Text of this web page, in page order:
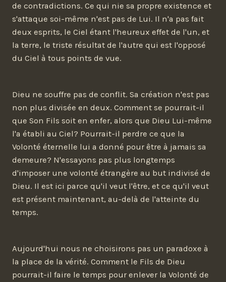
de contradictions. Ce qui nie sa propre existence et
s'attaque soi-même n'est pas de Lui. Il n'a pas fait
deux esprits, le Ciel étant l'heureux effet de l'un, et
la terre, le triste résultat de l'autre qui est l'opposé
du Ciel à tous points de vue.
Dieu ne souffre pas de conflit. Sa création n'est pas
non plus divisée en deux. Comment se pourrait-il
que Son Fils soit en enfer, alors que Dieu Lui-même
l'a établi au Ciel? Pourrait-il perdre ce que la
Volonté éternelle lui a donné pour être à jamais sa
demeure? N'essayons pas plus longtemps
d'imposer une volonté étrangère au but indivisé de
Dieu. Il est ici parce qu'il veut l'être, et ce qu'il veut
est présent maintenant, au-delà de l'atteinte du
temps.
Aujourd'hui nous ne choisirons pas un paradoxe à
la place de la vérité. Comment le Fils de Dieu
pourrait-il faire le temps pour enlever la Volonté de